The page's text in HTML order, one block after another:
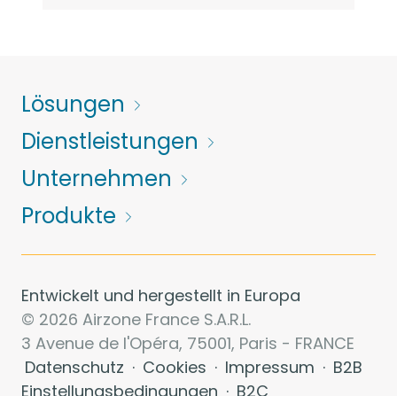
Lösungen
Dienstleistungen
Unternehmen
Produkte
Entwickelt und hergestellt in Europa
© 2026 Airzone France S.A.R.L.
3 Avenue de l'Opéra, 75001, Paris - FRANCE
Datenschutz · Cookies · Impressum · B2B
Einstellungsbedingungen · B2C